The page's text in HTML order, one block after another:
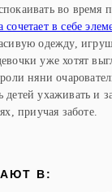
во время
сочетает в себе
одежду,
уже хотят
няни
ухаживать и
приучая заботе.
В: